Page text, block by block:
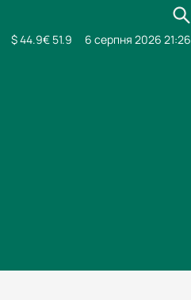
$ 44.9€ 51.9 6 серпня 2026 21:26